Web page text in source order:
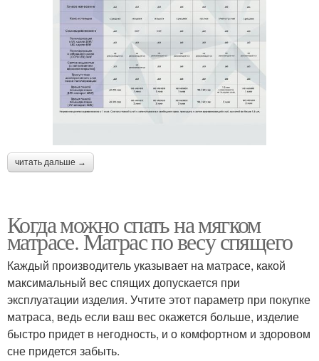
читать дальше →
Когда можно спать на мягком
матрасе. Матрас по весу спящего
Каждый производитель указывает на матрасе, какой
максимальный вес спящих допускается при
эксплуатации изделия. Учтите этот параметр при покупке
матраса, ведь если ваш вес окажется больше, изделие
быстро придет в негодность, и о комфортном и здоровом
сне придется забыть.